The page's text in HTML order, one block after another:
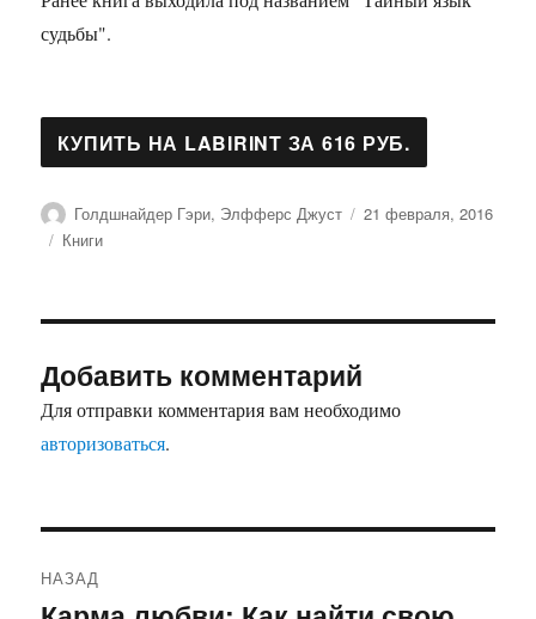
судьбы".
Автор
Голдшнайдер Гэри, Элфферс Джуст Опубликовано
21 февраля, 2016
Рубрики
Книги
Добавить комментарий
Для отправки комментария вам необходимо
авторизоваться.
по
НАЗАД